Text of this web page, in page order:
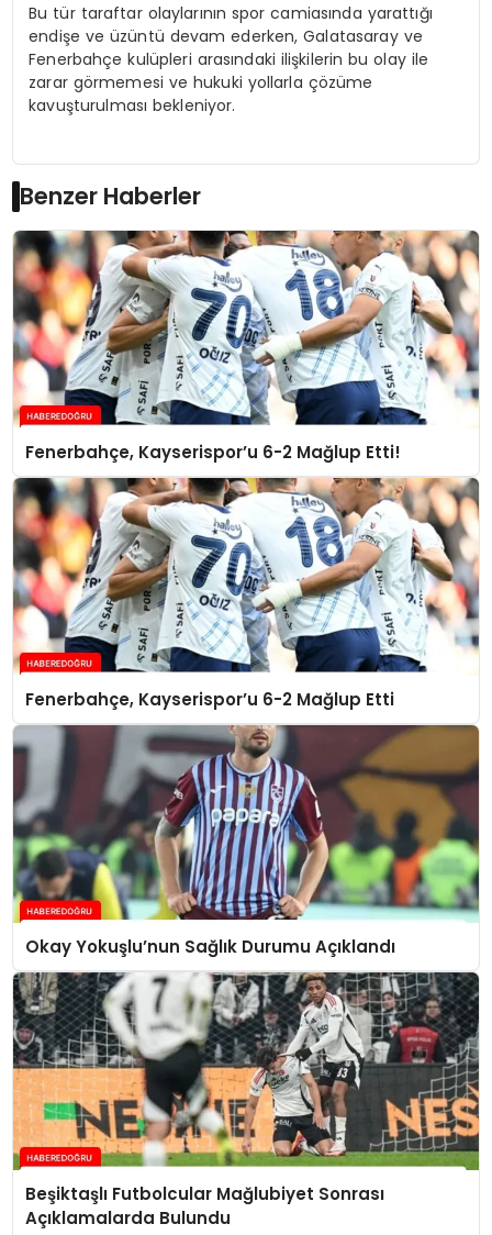
Bu tür taraftar olaylarının spor camiasında yarattığı
endişe ve üzüntü devam ederken, Galatasaray ve
Fenerbahçe kulüpleri arasındaki ilişkilerin bu olay ile
zarar görmemesi ve hukuki yollarla çözüme
kavuşturulması bekleniyor.
Benzer Haberler
Fenerbahçe, Kayserispor’u 6-2 Mağlup Etti!
Fenerbahçe, Kayserispor’u 6-2 Mağlup Etti
Okay Yokuşlu’nun Sağlık Durumu Açıklandı
Beşiktaşlı Futbolcular Mağlubiyet Sonrası
Açıklamalarda Bulundu